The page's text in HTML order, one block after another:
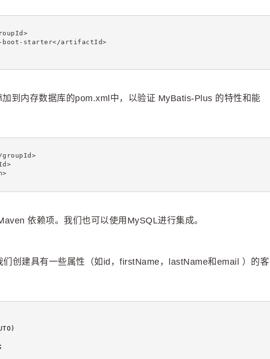
starter</artifactId>
到内存数据库的pom.xml中，以验证 MyBatis-Plus 的特性和能
依赖项。我们也可以使用MySQL进行集成。
创建具有一些属性（如id，firstName，lastName和email ）的客